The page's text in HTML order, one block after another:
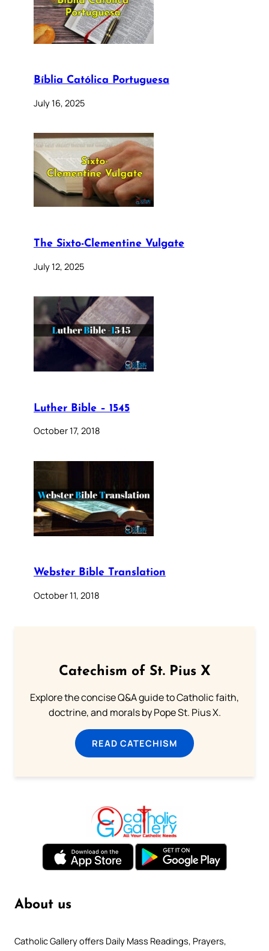
Bíblia Católica Portuguesa
July 16, 2025
The Sixto-Clementine Vulgate
July 12, 2025
Luther Bible – 1545
October 17, 2018
Webster Bible Translation
October 11, 2018
Catechism of St. Pius X
Explore the concise Q&A guide to Catholic faith,
doctrine, and morals by Pope St. Pius X.
READ CATECHISM
About us
Catholic Gallery offers Daily Mass Readings, Prayers,